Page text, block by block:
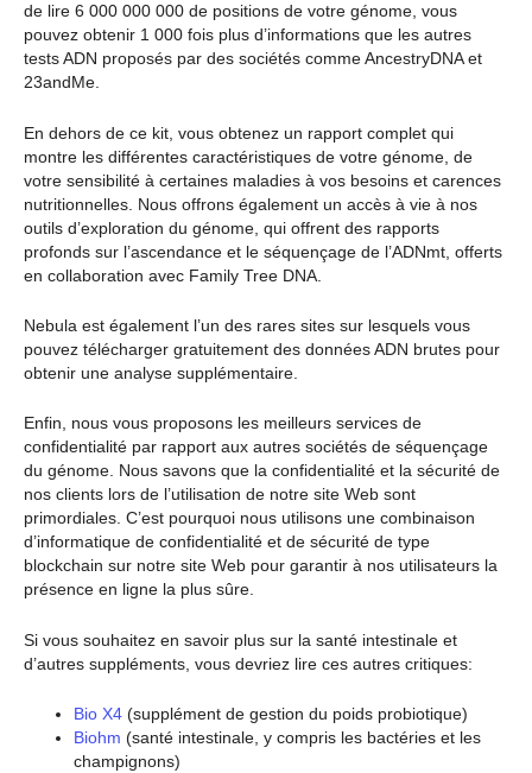
de lire 6 000 000 000 de positions de votre génome, vous
pouvez obtenir 1 000 fois plus d’informations que les autres
tests ADN proposés par des sociétés comme AncestryDNA et
23andMe.
En dehors de ce kit, vous obtenez un rapport complet qui
montre les différentes caractéristiques de votre génome, de
votre sensibilité à certaines maladies à vos besoins et carences
nutritionnelles. Nous offrons également un accès à vie à nos
outils d’exploration du génome, qui offrent des rapports
profonds sur l’ascendance et le séquençage de l’ADNmt, offerts
en collaboration avec Family Tree DNA.
Nebula est également l’un des rares sites sur lesquels vous
pouvez télécharger gratuitement des données ADN brutes pour
obtenir une analyse supplémentaire.
Enfin, nous vous proposons les meilleurs services de
confidentialité par rapport aux autres sociétés de séquençage
du génome. Nous savons que la confidentialité et la sécurité de
nos clients lors de l’utilisation de notre site Web sont
primordiales. C’est pourquoi nous utilisons une combinaison
d’informatique de confidentialité et de sécurité de type
blockchain sur notre site Web pour garantir à nos utilisateurs la
présence en ligne la plus sûre.
Si vous souhaitez en savoir plus sur la santé intestinale et
d’autres suppléments, vous devriez lire ces autres critiques:
Bio X4 (supplément de gestion du poids probiotique)
Biohm (santé intestinale, y compris les bactéries et les
champignons)